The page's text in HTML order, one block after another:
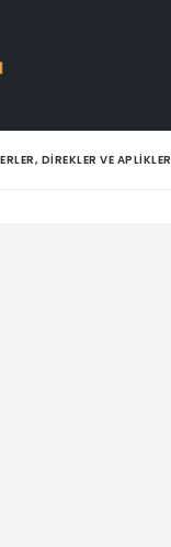
DIREKLER VE APLIKLER